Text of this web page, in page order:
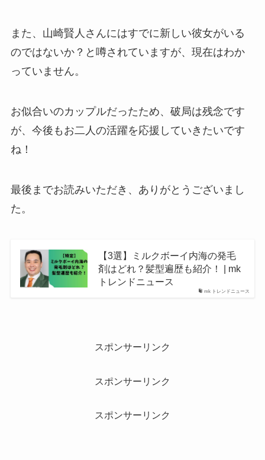
また、山崎賢人さんにはすでに新しい彼女がいる
のではないか？と噂されていますが、現在はわか
っていません。
お似合いのカップルだったため、破局は残念です
が、今後もお二人の活躍を応援していきたいです
ね！
最後までお読みいただき、ありがとうございまし
た。
mk トレンドニュース
【3選】ミルクボーイ内海の発毛
剤はどれ？髪型遍歴も紹介！ | mk
トレンドニュース
スポンサーリンク
スポンサーリンク
スポンサーリンク